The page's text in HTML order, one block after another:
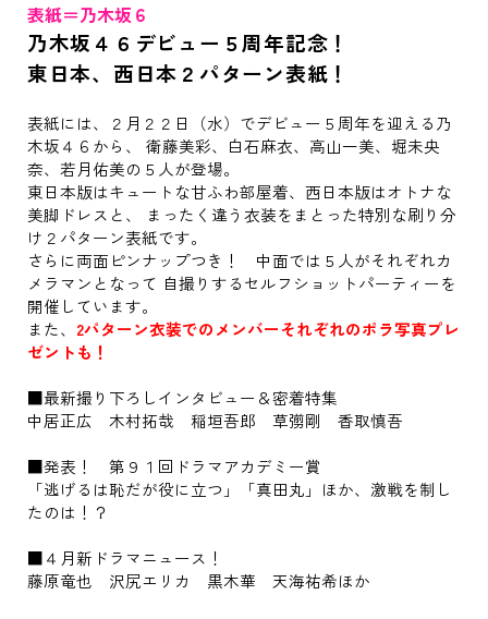
表紙＝乃木坂６
乃木坂４６デビュー５周年記念！
東日本、西日本２パターン表紙！
表紙には、２月２２日（水）でデビュー５周年を迎える乃
木坂４６から、 衛藤美彩、白石麻衣、高山一美、堀未央
奈、若月佑美の５人が登場。
東日本版はキュートな甘ふわ部屋着、西日本版はオトナな
美脚ドレスと、 まったく違う衣装をまとった特別な刷り分
け２パターン表紙です。
さらに両面ピンナップつき！ 中面では５人がそれぞれカ
メラマンとなって 自撮りするセルフショットパーティーを
開催しています。
また、 2パターン衣装でのメンバーそれぞれのポラ写真プレ
ゼントも！
■最新撮り下ろしインタビュー＆密着特集
中居正広 木村拓哉 稲垣吾郎 草彅剛 香取慎吾
■発表！ 第９１回ドラマアカデミー賞
「逃げるは恥だが役に立つ」「真田丸」ほか、激戦を制し
たのは！？
■４月新ドラマニュース！
藤原竜也 沢尻エリカ 黒木華 天海祐希ほか